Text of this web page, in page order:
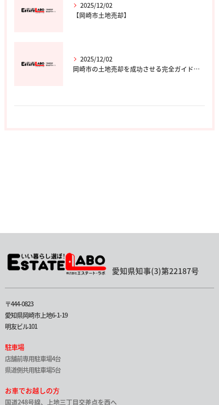
2025/12/02
【岡崎市土地売却】
2025/12/02
岡崎市の土地売却を成功させる完全ガイド｜エステート・ラボ
愛知県知事(3)第22187号
〒444-0823
愛知県岡崎市上地6-1-19
明友ビル101
駐車場
店舗前専用駐車場4台
県道側共用駐車場5台
お車でお越しの方
国道248号線、上地三丁目交差点を西へ